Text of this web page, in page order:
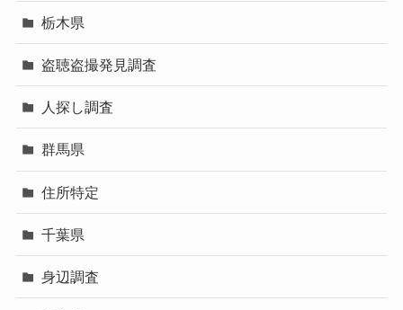
栃木県
盗聴盗撮発見調査
人探し調査
群馬県
住所特定
千葉県
身辺調査